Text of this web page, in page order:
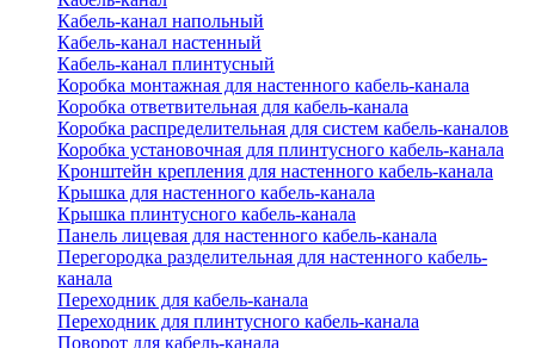
Кабель-канал напольный
Кабель-канал настенный
Кабель-канал плинтусный
Коробка монтажная для настенного кабель-канала
Коробка ответвительная для кабель-канала
Коробка распределительная для систем кабель-каналов
Коробка установочная для плинтусного кабель-канала
Кронштейн крепления для настенного кабель-канала
Крышка для настенного кабель-канала
Крышка плинтусного кабель-канала
Панель лицевая для настенного кабель-канала
Перегородка разделительная для настенного кабель-
канала
Переходник для кабель-канала
Переходник для плинтусного кабель-канала
Поворот для кабель-канала